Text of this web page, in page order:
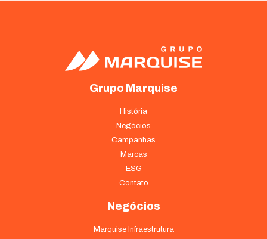
Grupo Marquise
História
Negócios
Campanhas
Marcas
ESG
Contato
Negócios
Marquise Infraestrutura